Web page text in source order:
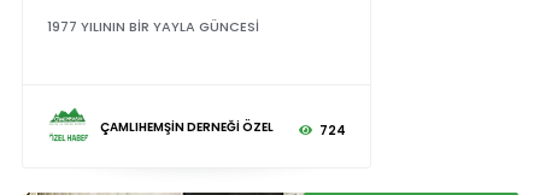
1977 YILININ BİR YAYLA GÜNCESİ
ÇAMLIHEMŞİN DERNEĞİ ÖZEL 724